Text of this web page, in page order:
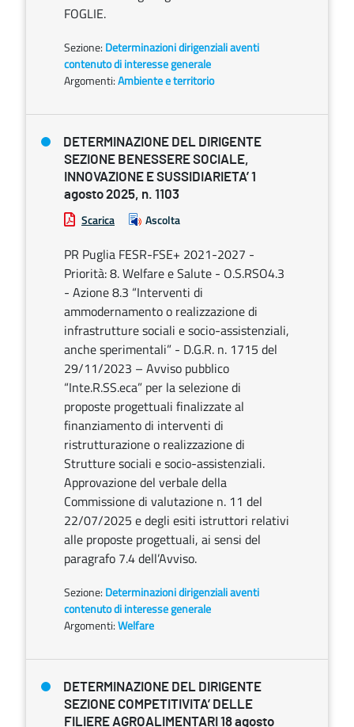
FOGLIE.
Sezione: Determinazioni dirigenziali aventi
contenuto di interesse generale
Argomenti:Ambiente e territorio
DETERMINAZIONE DEL DIRIGENTE
SEZIONE BENESSERE SOCIALE,
INNOVAZIONE E SUSSIDIARIETA’ 1
agosto 2025, n. 1103
Scarica Ascolta
PR Puglia FESR-FSE+ 2021-2027 -
Priorità: 8. Welfare e Salute - O.S.RSO4.3
- Azione 8.3 “Interventi di
ammodernamento o realizzazione di
infrastrutture sociali e socio-assistenziali,
anche sperimentali” - D.G.R. n. 1715 del
29/11/2023 – Avviso pubblico
“Inte.R.SS.eca” per la selezione di
proposte progettuali finalizzate al
finanziamento di interventi di
ristrutturazione o realizzazione di
Strutture sociali e socio-assistenziali.
Approvazione del verbale della
Commissione di valutazione n. 11 del
22/07/2025 e degli esiti istruttori relativi
alle proposte progettuali, ai sensi del
paragrafo 7.4 dell’Avviso.
Sezione: Determinazioni dirigenziali aventi
contenuto di interesse generale
Argomenti:Welfare
DETERMINAZIONE DEL DIRIGENTE
SEZIONE COMPETITIVITA’ DELLE
FILIERE AGROALIMENTARI 18 agosto